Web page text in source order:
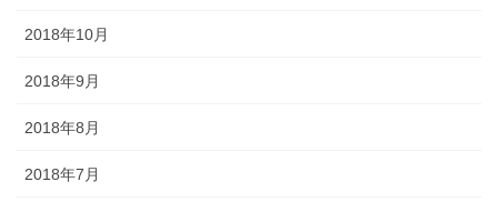
2018年10月
2018年9月
2018年8月
2018年7月